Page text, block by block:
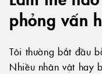
phỏng vấn
Tôi thường bắt đầu
Nhiều nhân vật hay